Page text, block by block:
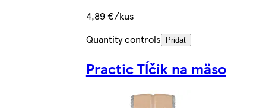
4,89 €/kus
Quantity controls
Pridať
Practic Tĺčik na mäso